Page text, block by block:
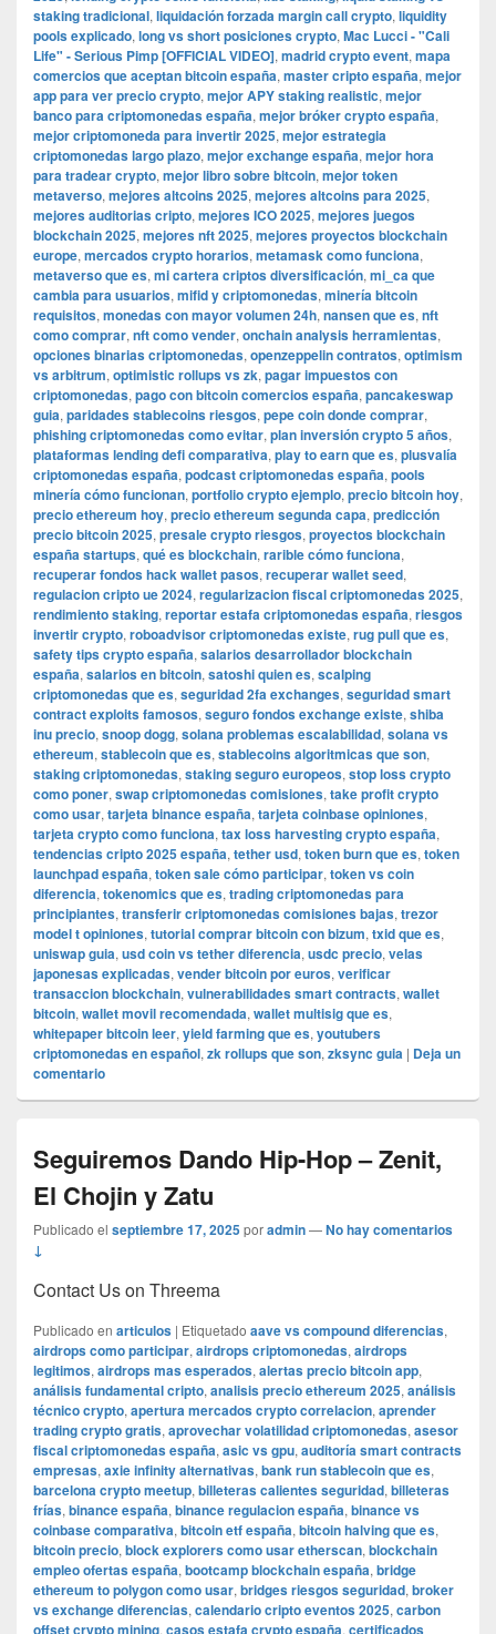
staking tradicional, liquidación forzada margin call crypto, liquidity
pools explicado, long vs short posiciones crypto, Mac Lucci - "Cali
Life" - Serious Pimp [OFFICIAL VIDEO], madrid crypto event, mapa
comercios que aceptan bitcoin españa, master cripto españa, mejor
app para ver precio crypto, mejor APY staking realistic, mejor
banco para criptomonedas españa, mejor bróker crypto españa,
mejor criptomoneda para invertir 2025, mejor estrategia
criptomonedas largo plazo, mejor exchange españa, mejor hora
para tradear crypto, mejor libro sobre bitcoin, mejor token
metaverso, mejores altcoins 2025, mejores altcoins para 2025,
mejores auditorias cripto, mejores ICO 2025, mejores juegos
blockchain 2025, mejores nft 2025, mejores proyectos blockchain
europe, mercados crypto horarios, metamask como funciona,
metaverso que es, mi cartera criptos diversificación, mi_ca que
cambia para usuarios, mifid y criptomonedas, minería bitcoin
requisitos, monedas con mayor volumen 24h, nansen que es, nft
como comprar, nft como vender, onchain analysis herramientas,
opciones binarias criptomonedas, openzeppelin contratos, optimism
vs arbitrum, optimistic rollups vs zk, pagar impuestos con
criptomonedas, pago con bitcoin comercios españa, pancakeswap
guia, paridades stablecoins riesgos, pepe coin donde comprar,
phishing criptomonedas como evitar, plan inversión crypto 5 años,
plataformas lending defi comparativa, play to earn que es, plusvalía
criptomonedas españa, podcast criptomonedas españa, pools
minería cómo funcionan, portfolio crypto ejemplo, precio bitcoin hoy,
precio ethereum hoy, precio ethereum segunda capa, predicción
precio bitcoin 2025, presale crypto riesgos, proyectos blockchain
españa startups, qué es blockchain, rarible cómo funciona,
recuperar fondos hack wallet pasos, recuperar wallet seed,
regulacion cripto ue 2024, regularizacion fiscal criptomonedas 2025,
rendimiento staking, reportar estafa criptomonedas españa, riesgos
invertir crypto, roboadvisor criptomonedas existe, rug pull que es,
safety tips crypto españa, salarios desarrollador blockchain
españa, salarios en bitcoin, satoshi quien es, scalping
criptomonedas que es, seguridad 2fa exchanges, seguridad smart
contract exploits famosos, seguro fondos exchange existe, shiba
inu precio, snoop dogg, solana problemas escalabilidad, solana vs
ethereum, stablecoin que es, stablecoins algoritmicas que son,
staking criptomonedas, staking seguro europeos, stop loss crypto
como poner, swap criptomonedas comisiones, take profit crypto
como usar, tarjeta binance españa, tarjeta coinbase opiniones,
tarjeta crypto como funciona, tax loss harvesting crypto españa,
tendencias cripto 2025 españa, tether usd, token burn que es, token
launchpad españa, token sale cómo participar, token vs coin
diferencia, tokenomics que es, trading criptomonedas para
principiantes, transferir criptomonedas comisiones bajas, trezor
model t opiniones, tutorial comprar bitcoin con bizum, txid que es,
uniswap guia, usd coin vs tether diferencia, usdc precio, velas
japonesas explicadas, vender bitcoin por euros, verificar
transaccion blockchain, vulnerabilidades smart contracts, wallet
bitcoin, wallet movil recomendada, wallet multisig que es,
whitepaper bitcoin leer, yield farming que es, youtubers
criptomonedas en español, zk rollups que son, zksync guia | Deja un
comentario
Seguiremos Dando Hip-Hop – Zenit,
El Chojin y Zatu
Publicado el septiembre 17, 2025poradmin—No hay comentarios
↓
Contact Us on Threema
Publicado en articulos | Etiquetado aave vs compound diferencias,
airdrops como participar, airdrops criptomonedas, airdrops
legitimos, airdrops mas esperados, alertas precio bitcoin app,
análisis fundamental cripto, analisis precio ethereum 2025, análisis
técnico crypto, apertura mercados crypto correlacion, aprender
trading crypto gratis, aprovechar volatilidad criptomonedas, asesor
fiscal criptomonedas españa, asic vs gpu, auditoría smart contracts
empresas, axie infinity alternativas, bank run stablecoin que es,
barcelona crypto meetup, billeteras calientes seguridad, billeteras
frías, binance españa, binance regulacion españa, binance vs
coinbase comparativa, bitcoin etf españa, bitcoin halving que es,
bitcoin precio, block explorers como usar etherscan, blockchain
empleo ofertas españa, bootcamp blockchain españa, bridge
ethereum to polygon como usar, bridges riesgos seguridad, broker
vs exchange diferencias, calendario cripto eventos 2025, carbon
offset crypto mining, casos estafa crypto españa, certificados